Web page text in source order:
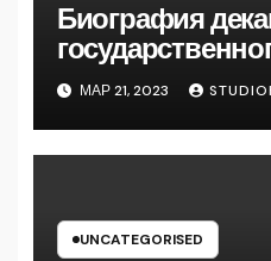
Биография
Андрея
до руководителя
МАР 21, 2023
UNCATEGORISED